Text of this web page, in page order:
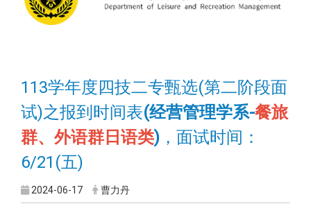
113学年度四技二专甄选(第二阶段面
试)之报到时间表(经营管理学系-餐旅
群、外语群日语类) ，面试时间：
6/21(五)
2024-06-17 曹力丹